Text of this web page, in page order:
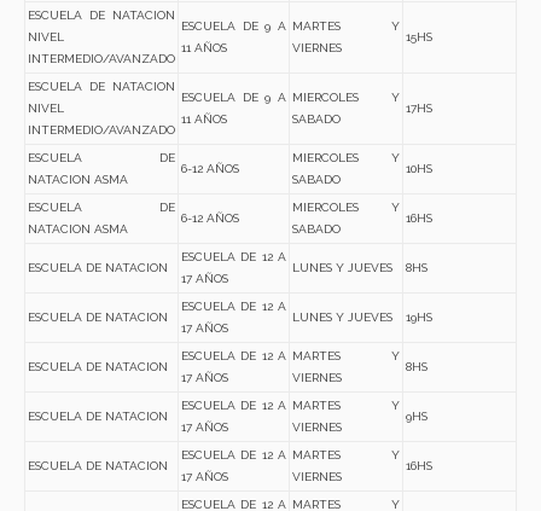
ESCUELA DE NATACION
NIVEL
INTERMEDIO/AVANZADO
ESCUELA DE 9 A
11 AÑOS
MARTES Y
VIERNES
15HS
ESCUELA DE NATACION
NIVEL
INTERMEDIO/AVANZADO
ESCUELA DE 9 A
11 AÑOS
MIERCOLES Y
SABADO
17HS
ESCUELA DE
NATACION ASMA
6-12 AÑOS
MIERCOLES Y
SABADO
10HS
ESCUELA DE
NATACION ASMA
6-12 AÑOS
MIERCOLES Y
SABADO
16HS
ESCUELA DE NATACION
ESCUELA DE 12 A
17 AÑOS
LUNES Y JUEVES 8HS
ESCUELA DE NATACION
ESCUELA DE 12 A
17 AÑOS
LUNES Y JUEVES 19HS
ESCUELA DE NATACION
ESCUELA DE 12 A
17 AÑOS
MARTES Y
VIERNES
8HS
ESCUELA DE NATACION
ESCUELA DE 12 A
17 AÑOS
MARTES Y
VIERNES
9HS
ESCUELA DE NATACION
ESCUELA DE 12 A
17 AÑOS
MARTES Y
VIERNES
16HS
ESCUELA DE 12 A
MARTES Y